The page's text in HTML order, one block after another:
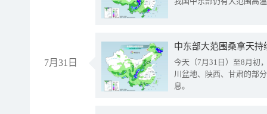
7月31日
中东部大范围桑拿天
今天（7月31日）至8月初
川盆地、陕西、甘肃的部
息。